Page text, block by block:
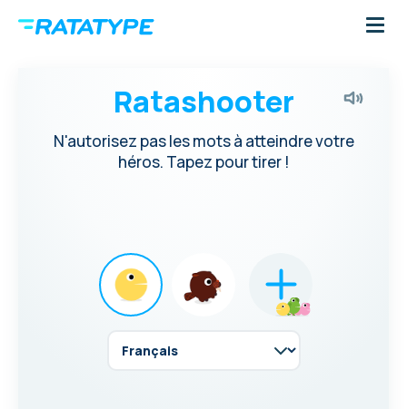
Ratashooter
N'autorisez pas les mots à atteindre votre
héros. Tapez pour tirer !